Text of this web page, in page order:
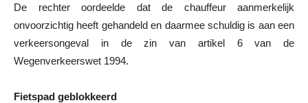
De rechter oordeelde dat de chauffeur aanmerkelijk
onvoorzichtig heeft gehandeld en daarmee schuldig is aan een
verkeersongeval in de zin van artikel 6 van de
Wegenverkeerswet 1994.
Fietspad geblokkeerd